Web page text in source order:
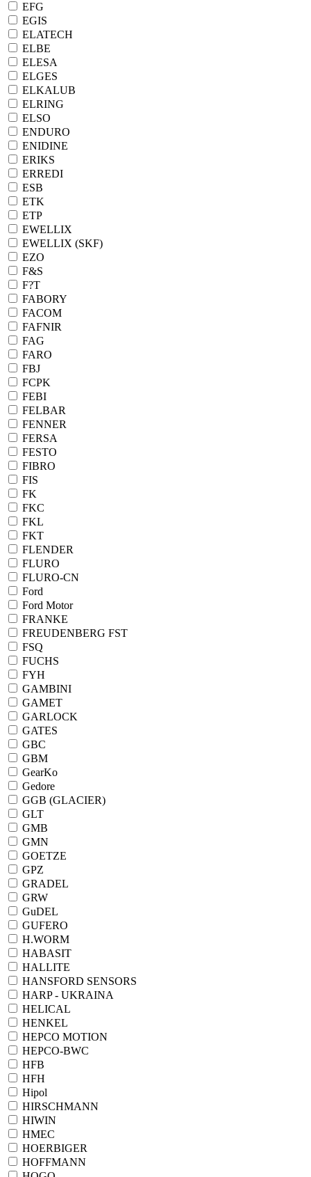
EFG
EGIS
ELATECH
ELBE
ELESA
ELGES
ELKALUB
ELRING
ELSO
ENDURO
ENIDINE
ERIKS
ERREDI
ESB
ETK
ETP
EWELLIX
EWELLIX (SKF)
EZO
F&S
F?T
FABORY
FACOM
FAFNIR
FAG
FARO
FBJ
FCPK
FEBI
FELBAR
FENNER
FERSA
FESTO
FIBRO
FIS
FK
FKC
FKL
FKT
FLENDER
FLURO
FLURO-CN
Ford
Ford Motor
FRANKE
FREUDENBERG FST
FSQ
FUCHS
FYH
GAMBINI
GAMET
GARLOCK
GATES
GBC
GBM
GearKo
Gedore
GGB (GLACIER)
GLT
GMB
GMN
GOETZE
GPZ
GRADEL
GRW
GuDEL
GUFERO
H.WORM
HABASIT
HALLITE
HANSFORD SENSORS
HARP - UKRAINA
HELICAL
HENKEL
HEPCO MOTION
HEPCO-BWC
HFB
HFH
Hipol
HIRSCHMANN
HIWIN
HMEC
HOERBIGER
HOFFMANN